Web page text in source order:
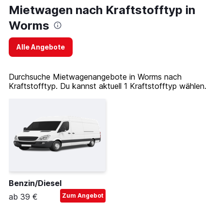
Mietwagen nach Kraftstofftyp in
Worms
Alle Angebote
Durchsuche Mietwagenangebote in Worms nach
Kraftstofftyp. Du kannst aktuell 1 Kraftstofftyp wählen.
Benzin/Diesel
ab 39 €
Zum Angebot